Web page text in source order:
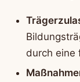
durch eine